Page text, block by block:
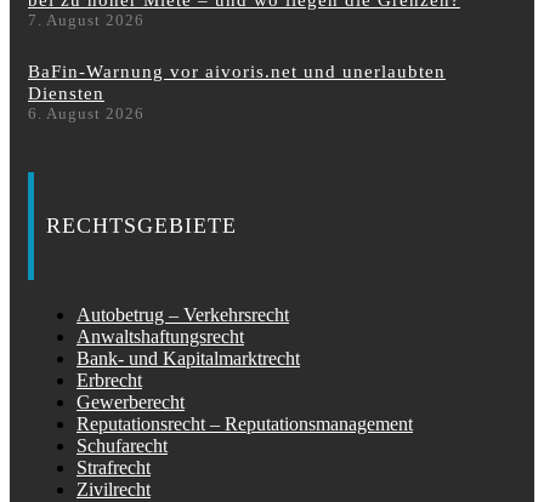
7. August 2026
BaFin-Warnung vor aivoris.net und unerlaubten
Diensten
6. August 2026
RECHTSGEBIETE
Autobetrug – Verkehrsrecht
Anwaltshaftungsrecht
Bank- und Kapitalmarktrecht
Erbrecht
Gewerberecht
Reputationsrecht – Reputationsmanagement
Schufarecht
Strafrecht
Zivilrecht